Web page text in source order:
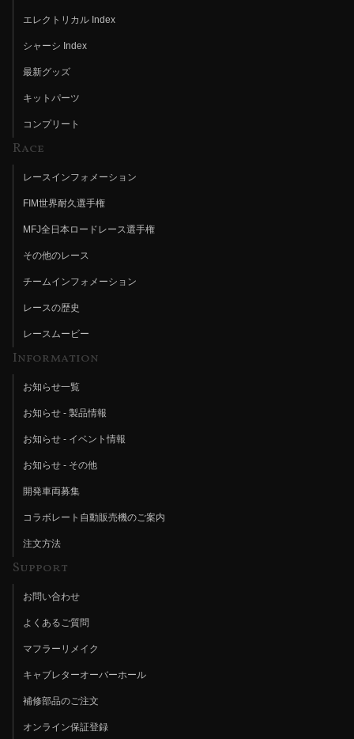
エレクトリカル Index
シャーシ Index
最新グッズ
キットパーツ
コンプリート
Race
レースインフォメーション
FIM世界耐久選手権
MFJ全日本ロードレース選手権
その他のレース
チームインフォメーション
レースの歴史
レースムービー
Information
お知らせ一覧
お知らせ - 製品情報
お知らせ - イベント情報
お知らせ - その他
開発車両募集
コラボレート自動販売機のご案内
注文方法
Support
お問い合わせ
よくあるご質問
マフラーリメイク
キャブレターオーバーホール
補修部品のご注文
オンライン保証登録